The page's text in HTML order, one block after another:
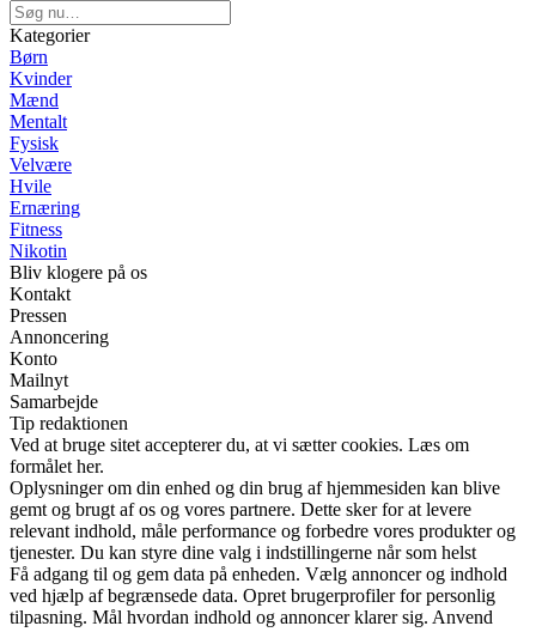
Kategorier
Børn
Kvinder
Mænd
Mentalt
Fysisk
Velvære
Hvile
Ernæring
Fitness
Nikotin
Bliv klogere på os
Kontakt
Pressen
Annoncering
Konto
Mailnyt
Samarbejde
Tip redaktionen
Ved at bruge sitet accepterer du, at vi sætter cookies. Læs om
formålet her.
Oplysninger om din enhed og din brug af hjemmesiden kan blive
gemt og brugt af os og vores partnere. Dette sker for at levere
relevant indhold, måle performance og forbedre vores produkter og
tjenester. Du kan styre dine valg i indstillingerne når som helst
Få adgang til og gem data på enheden. Vælg annoncer og indhold
ved hjælp af begrænsede data. Opret brugerprofiler for personlig
tilpasning. Mål hvordan indhold og annoncer klarer sig. Anvend